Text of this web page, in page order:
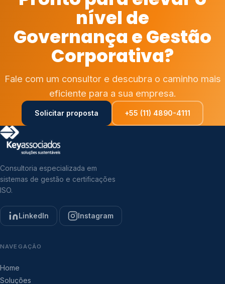
nível de
Governança e Gestão
Corporativa?
Fale com um consultor e descubra o caminho mais
eficiente para a sua empresa.
Solicitar proposta +55 (11) 4890-4111
Consultoria especializada em
sistemas de gestão e certificações
ISO.
LinkedIn Instagram
NAVEGAÇÃO
Home
Soluções